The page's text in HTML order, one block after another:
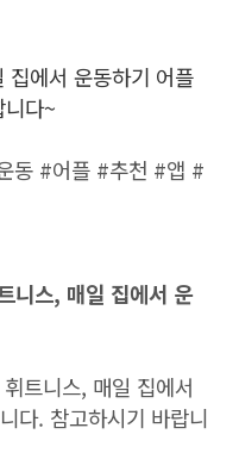
에서 운동하기 어플
다~
동 #어플 #추천 #앱 #
스, 매일 집에서 운
트니스, 매일 집에서
다. 참고하시기 바랍니